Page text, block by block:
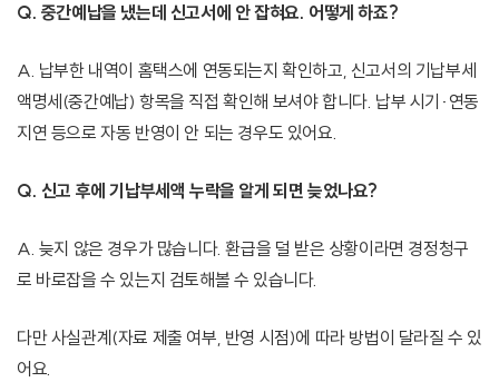
Q. 중간예납을 냈는데 신고서에 안 잡혀요. 어떻게 하죠?
A. 납부한 내역이 홈택스에 연동되는지 확인하고, 신고서의 기납부세
액명세(중간예납) 항목을 직접 확인해 보셔야 합니다. 납부 시기·연동
지연 등으로 자동 반영이 안 되는 경우도 있어요.
Q. 신고 후에 기납부세액 누락을 알게 되면 늦었나요?
A. 늦지 않은 경우가 많습니다. 환급을 덜 받은 상황이라면 경정청구
로 바로잡을 수 있는지 검토해볼 수 있습니다.
다만 사실관계(자료 제출 여부, 반영 시점)에 따라 방법이 달라질 수 있
어요.